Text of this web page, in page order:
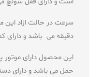
دقیقه می باشد و دارای
این محصول دارای موتور
حمل می باشد و دارای